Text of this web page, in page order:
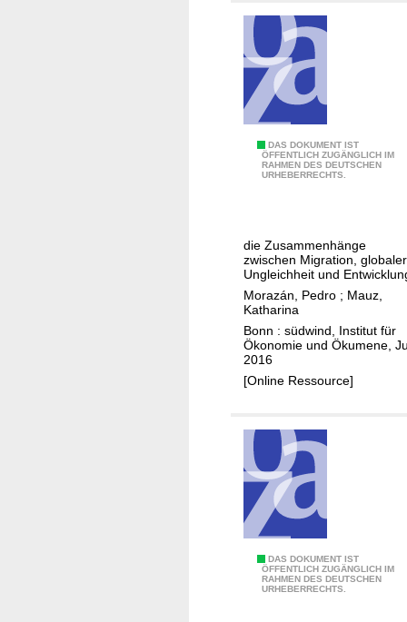
e
e
i
i
g
e
r
S
c
h
t
i
n
d
i
n
d
I
o
r
e
n
p
f
l
i
h
e
n
DAS DOKUMENT IST
ÖFFENTLICH ZUGÄNGLICH IM
RAHMEN DES DEUTSCHEN
URHEBERRECHTS.
M
t
i
o
n
u
n
d
c
h
i
die Zusammenhänge
zwischen Migration, globaler
Ungleichheit und
Morazán, Pedro ; Mauz,
Katharina
Bonn : südwind, Institut für
Ökonomie und Ökumene,
2016
[Online Ressource]
DAS DOKUMENT IST
ÖFFENTLICH ZUGÄNGLICH IM
RAHMEN DES DEUTSCHEN
URHEBERRECHTS.
M